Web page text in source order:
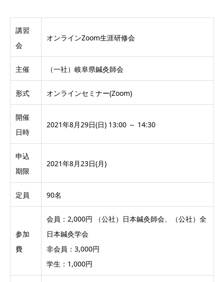
講習
会
オンラインZoom生涯研修会
主催 （一社）岐阜県鍼灸師会
形式 オンラインセミナー(Zoom)
開催
日時
2021年8月29日(日) 13:00 ～ 14:30
申込
期限
2021年8月23日(月)
定員 90名
参加
費
会員：2,000円 （公社）日本鍼灸師会、（公社）全
日本鍼灸学会
非会員：3,000円
学生：1,000円